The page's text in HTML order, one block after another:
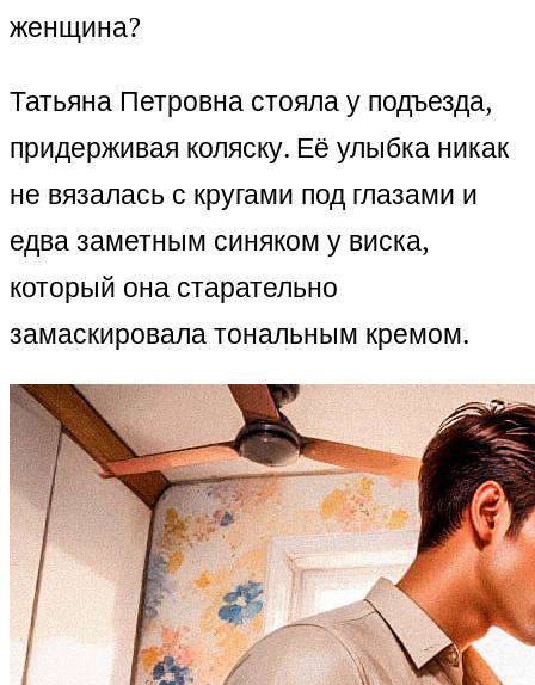
женщина?
Татьяна Петровна стояла у подъезда,
придерживая коляску. Её улыбка никак
не вязалась с кругами под глазами и
едва заметным синяком у виска,
который она старательно
замаскировала тональным кремом.